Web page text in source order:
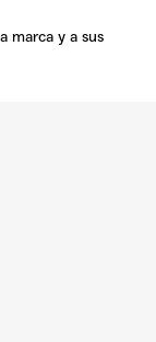
marca y a sus